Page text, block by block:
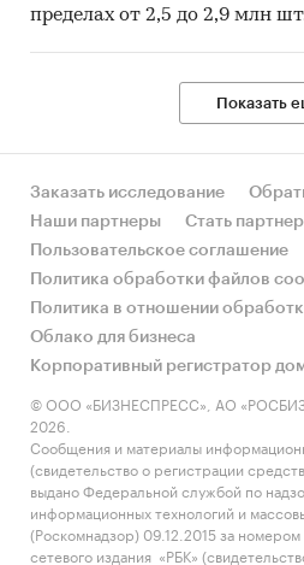
пределах от 2,5 до 2,9 млн
Показать
Заказать исследование
Наши партнеры
Стать
Пользовательское соглашение
Политика обработки файлов
Политика в отношении
Облако для бизнеса
Корпоративный регистратор
© ООО «БИЗНЕСПРЕСС», АО
2026.
Сообщения и материалы
(свидетельство о регистрации
выдано Федеральной службой по
информационных технологий и
(Роскомнадзор) 09.12.2015 за
сетевого издания «РБК»